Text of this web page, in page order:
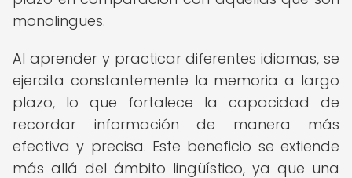
monolingües.
Al aprender y practicar diferentes idiomas, se
ejercita constantemente la memoria a largo
plazo, lo que fortalece la capacidad de
recordar información de manera más
efectiva y precisa. Este beneficio se extiende
más allá del ámbito lingüístico, ya que una